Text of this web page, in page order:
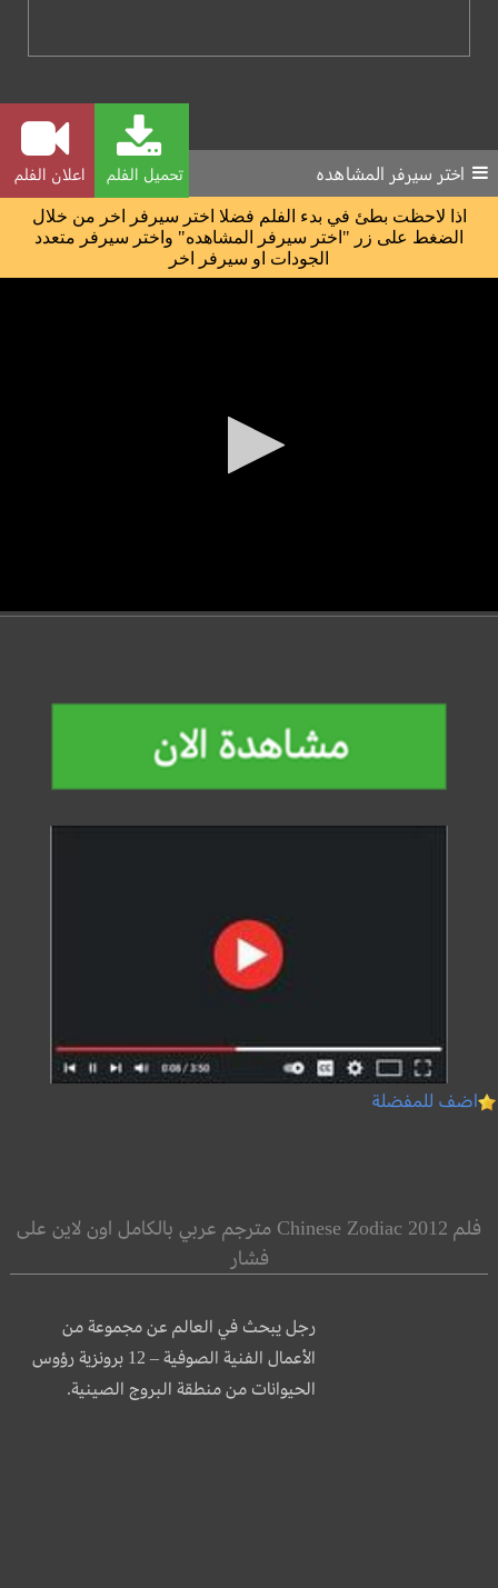
تحميل الفلم اعلان الفلم اختر سيرفر المشاهده
اذا لاحظت بطئ في بدء الفلم فضلا اختر سيرفر اخر من خلال
الضغط على زر "اختر سيرفر المشاهده" واختر سيرفر متعدد
الجودات او سيرفر اخر
اضف للمفضلة
فلم Chinese Zodiac 2012 مترجم عربي بالكامل اون لاين على
فشار
رجل يبحث في العالم عن مجموعة من
الأعمال الفنية الصوفية – 12 برونزية رؤوس
الحيوانات من منطقة البروج الصينية.